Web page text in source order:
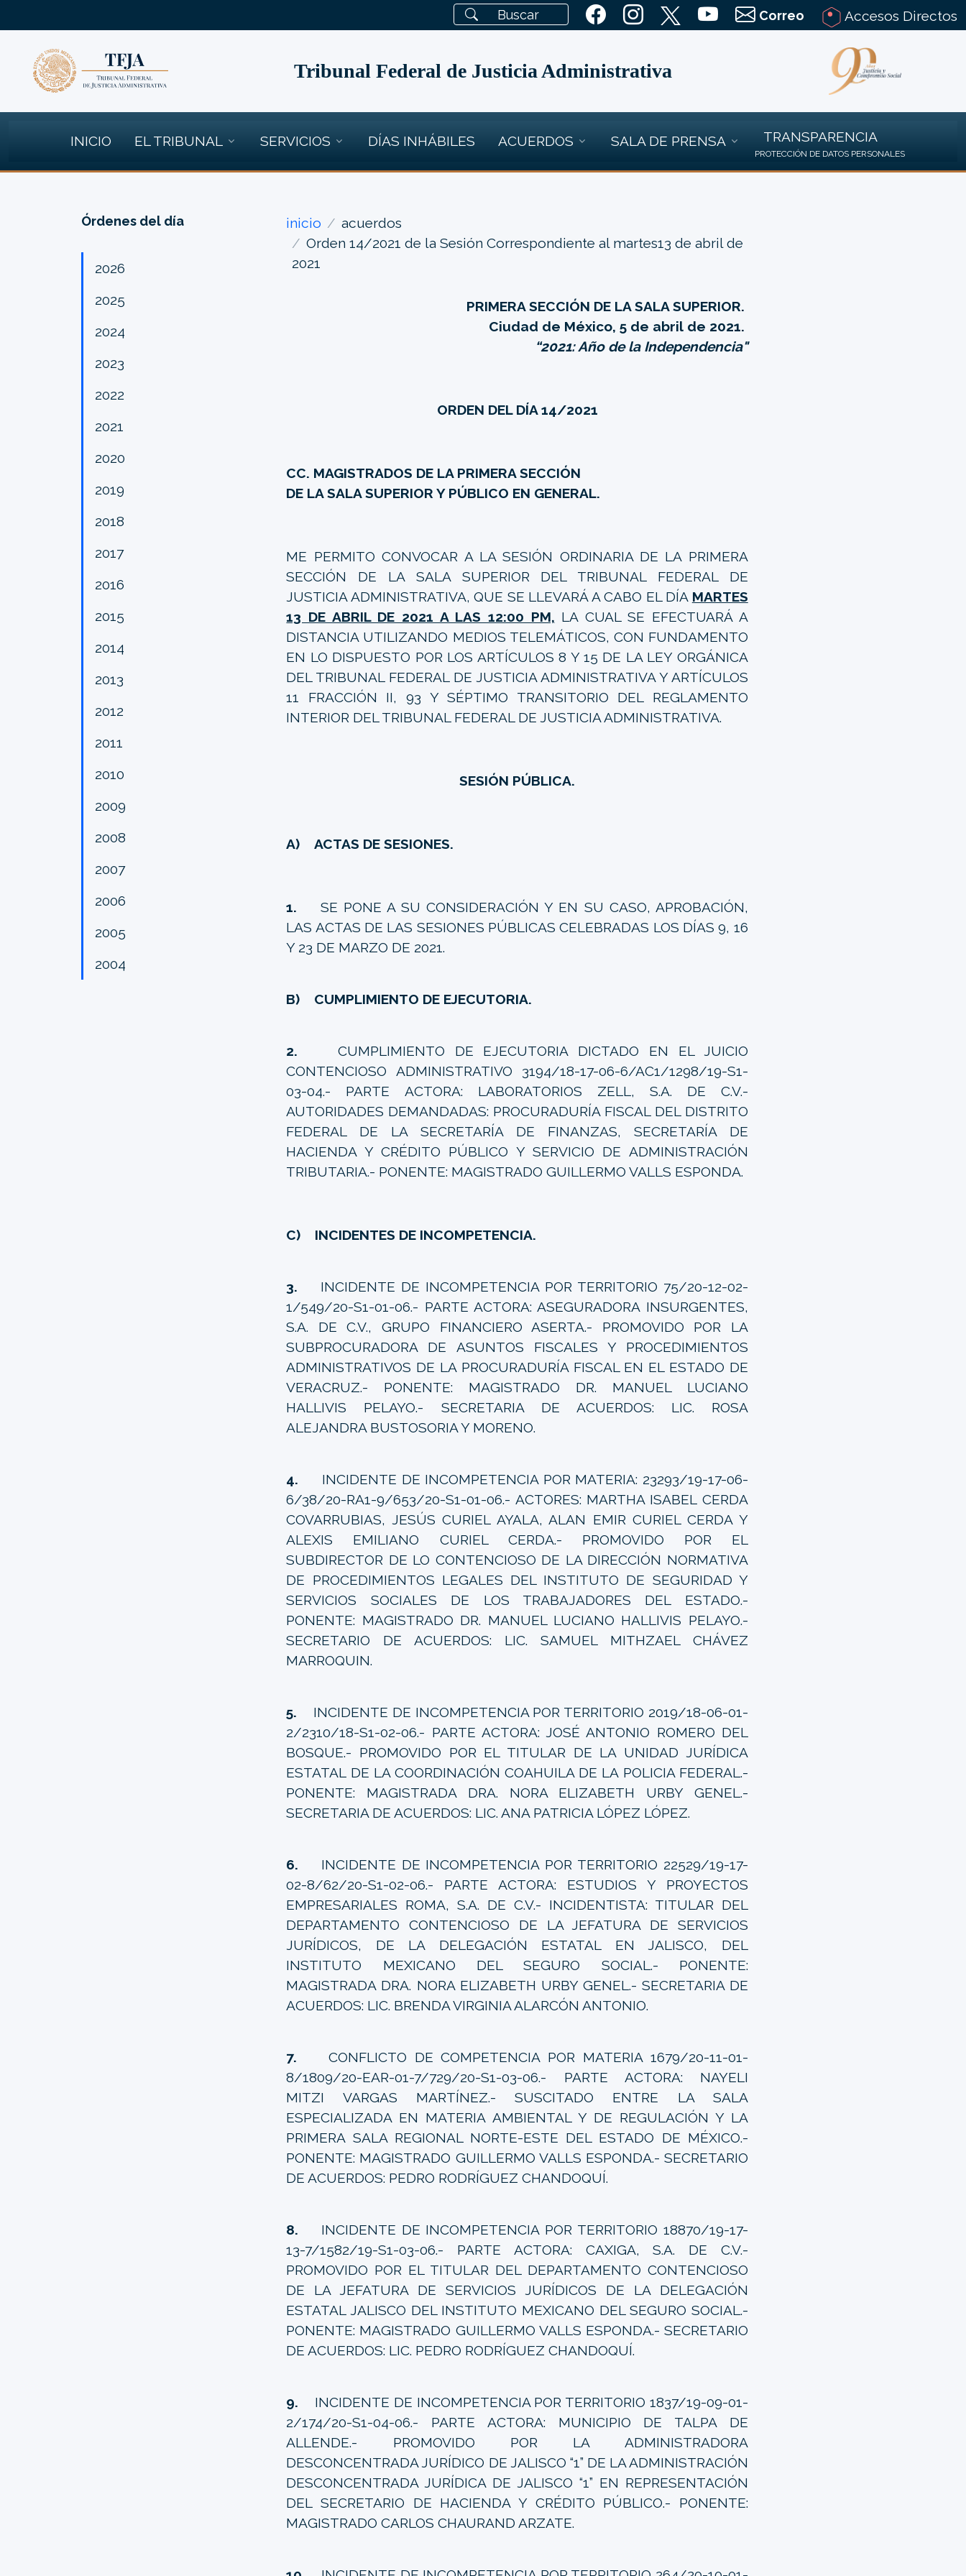
Correo Accesos Directos
Tribunal Federal de Justicia Administrativa
INICIO EL TRIBUNAL SERVICIOS DÍAS INHÁBILES ACUERDOS SALA DE PRENSA TRANSPARENCIA
PROTECCIÓN DE DATOS PERSONALES
Órdenes del día
2026
2025
2024
2023
2022
2021
2020
2019
2018
2017
2016
2015
2014
2013
2012
2011
2010
2009
2008
2007
2006
2005
2004
inicio
acuerdos
Orden 14/2021 de la Sesión Correspondiente al martes13 de abril de
2021
PRIMERA SECCIÓN DE LA SALA SUPERIOR.
Ciudad de México, 5 de abril de 2021.
“2021: Año de la Independencia"
ORDEN DEL DÍA 14/2021
CC. MAGISTRADOS DE LA PRIMERA SECCIÓN
DE LA SALA SUPERIOR Y PÚBLICO EN GENERAL.
ME PERMITO CONVOCAR A LA SESIÓN ORDINARIA DE LA PRIMERA
SECCIÓN DE LA SALA SUPERIOR DEL TRIBUNAL FEDERAL DE
JUSTICIA ADMINISTRATIVA, QUE SE LLEVARÁ A CABO EL DÍA MARTES
13 DE ABRIL DE 2021 A LAS 12:00 PM, LA CUAL SE EFECTUARÁ A
DISTANCIA UTILIZANDO MEDIOS TELEMÁTICOS, CON FUNDAMENTO
EN LO DISPUESTO POR LOS ARTÍCULOS 8 Y 15 DE LA LEY ORGÁNICA
DEL TRIBUNAL FEDERAL DE JUSTICIA ADMINISTRATIVA Y ARTÍCULOS
11 FRACCIÓN II, 93 Y SÉPTIMO TRANSITORIO DEL REGLAMENTO
INTERIOR DEL TRIBUNAL FEDERAL DE JUSTICIA ADMINISTRATIVA.
SESIÓN PÚBLICA.
A) ACTAS DE SESIONES.
1.
SE PONE A SU CONSIDERACIÓN Y EN SU CASO, APROBACIÓN,
LAS ACTAS DE LAS SESIONES PÚBLICAS CELEBRADAS LOS DÍAS 9, 16
Y 23 DE MARZO DE 2021.
B) CUMPLIMIENTO DE EJECUTORIA.
2. CUMPLIMIENTO DE EJECUTORIA DICTADO EN EL JUICIO
CONTENCIOSO ADMINISTRATIVO 3194/18-17-06-6/AC1/1298/19-S1-
03-04.- PARTE ACTORA: LABORATORIOS ZELL, S.A. DE C.V.-
AUTORIDADES DEMANDADAS: PROCURADURÍA FISCAL DEL DISTRITO
FEDERAL DE LA SECRETARÍA DE FINANZAS, SECRETARÍA DE
HACIENDA Y CRÉDITO PÚBLICO Y SERVICIO DE ADMINISTRACIÓN
TRIBUTARIA.- PONENTE: MAGISTRADO GUILLERMO VALLS ESPONDA.
C) INCIDENTES DE INCOMPETENCIA.
3.
INCIDENTE DE INCOMPETENCIA POR TERRITORIO 75/20-12-02-
1/549/20-S1-01-06.- PARTE ACTORA: ASEGURADORA INSURGENTES,
S.A. DE C.V., GRUPO FINANCIERO ASERTA.- PROMOVIDO POR LA
SUBPROCURADORA DE ASUNTOS FISCALES Y PROCEDIMIENTOS
ADMINISTRATIVOS DE LA PROCURADURÍA FISCAL EN EL ESTADO DE
VERACRUZ.- PONENTE: MAGISTRADO DR. MANUEL LUCIANO
HALLIVIS PELAYO.- SECRETARIA DE ACUERDOS: LIC. ROSA
ALEJANDRA BUSTOSORIA Y MORENO.
4.
INCIDENTE DE INCOMPETENCIA POR MATERIA: 23293/19-17-06-
6/38/20-RA1-9/653/20-S1-01-06.- ACTORES: MARTHA ISABEL CERDA
COVARRUBIAS, JESÚS CURIEL AYALA, ALAN EMIR CURIEL CERDA Y
ALEXIS EMILIANO CURIEL CERDA.- PROMOVIDO POR EL
SUBDIRECTOR DE LO CONTENCIOSO DE LA DIRECCIÓN NORMATIVA
DE PROCEDIMIENTOS LEGALES DEL INSTITUTO DE SEGURIDAD Y
SERVICIOS SOCIALES DE LOS TRABAJADORES DEL ESTADO.-
PONENTE: MAGISTRADO DR. MANUEL LUCIANO HALLIVIS PELAYO.-
SECRETARIO DE ACUERDOS: LIC. SAMUEL MITHZAEL CHÁVEZ
MARROQUIN.
5. INCIDENTE DE INCOMPETENCIA POR TERRITORIO 2019/18-06-01-
2/2310/18-S1-02-06.- PARTE ACTORA: JOSÉ ANTONIO ROMERO DEL
BOSQUE.- PROMOVIDO POR EL TITULAR DE LA UNIDAD JURÍDICA
ESTATAL DE LA COORDINACIÓN COAHUILA DE LA POLICIA FEDERAL.-
PONENTE: MAGISTRADA DRA. NORA ELIZABETH URBY GENEL.-
SECRETARIA DE ACUERDOS: LIC. ANA PATRICIA LÓPEZ LÓPEZ.
6.
INCIDENTE DE INCOMPETENCIA POR TERRITORIO 22529/19-17-
02-8/62/20-S1-02-06.- PARTE ACTORA: ESTUDIOS Y PROYECTOS
EMPRESARIALES ROMA, S.A. DE C.V.- INCIDENTISTA: TITULAR DEL
DEPARTAMENTO CONTENCIOSO DE LA JEFATURA DE SERVICIOS
JURÍDICOS, DE LA DELEGACIÓN ESTATAL EN JALISCO, DEL
INSTITUTO MEXICANO DEL SEGURO SOCIAL.- PONENTE:
MAGISTRADA DRA. NORA ELIZABETH URBY GENEL.- SECRETARIA DE
ACUERDOS: LIC. BRENDA VIRGINIA ALARCÓN ANTONIO.
7.
CONFLICTO DE COMPETENCIA POR MATERIA 1679/20-11-01-
8/1809/20-EAR-01-7/729/20-S1-03-06.- PARTE ACTORA: NAYELI
MITZI VARGAS MARTÍNEZ.- SUSCITADO ENTRE LA SALA
ESPECIALIZADA EN MATERIA AMBIENTAL Y DE REGULACIÓN Y LA
PRIMERA SALA REGIONAL NORTE-ESTE DEL ESTADO DE MÉXICO.-
PONENTE: MAGISTRADO GUILLERMO VALLS ESPONDA.- SECRETARIO
DE ACUERDOS: PEDRO RODRÍGUEZ CHANDOQUÍ.
8. INCIDENTE DE INCOMPETENCIA POR TERRITORIO 18870/19-17-
13-7/1582/19-S1-03-06.- PARTE ACTORA: CAXIGA, S.A. DE C.V.-
PROMOVIDO POR EL TITULAR DEL DEPARTAMENTO CONTENCIOSO
DE LA JEFATURA DE SERVICIOS JURÍDICOS DE LA DELEGACIÓN
ESTATAL JALISCO DEL INSTITUTO MEXICANO DEL SEGURO SOCIAL.-
PONENTE: MAGISTRADO GUILLERMO VALLS ESPONDA.- SECRETARIO
DE ACUERDOS: LIC. PEDRO RODRÍGUEZ CHANDOQUÍ.
9.
INCIDENTE DE INCOMPETENCIA POR TERRITORIO 1837/19-09-01-
2/174/20-S1-04-06.- PARTE ACTORA: MUNICIPIO DE TALPA DE
ALLENDE.- PROMOVIDO POR LA ADMINISTRADORA
DESCONCENTRADA JURÍDICO DE JALISCO “1” DE LA ADMINISTRACIÓN
DESCONCENTRADA JURÍDICA DE JALISCO “1” EN REPRESENTACIÓN
DEL SECRETARIO DE HACIENDA Y CRÉDITO PÚBLICO.- PONENTE:
MAGISTRADO CARLOS CHAURAND ARZATE.